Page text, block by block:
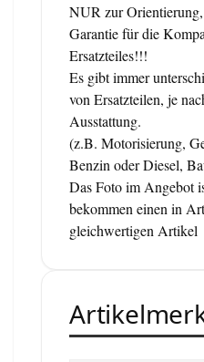
NUR zur
Garantie für die
Ersatzteiles!!!
Es gibt immer
von Ersatzteilen, je
Ausstattung.
(z.B. Motorisierung,
Benzin oder Diesel,
Das Foto im Angebot
bekommen einen in
gleichwertigen Artikel